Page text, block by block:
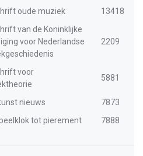
oude muziek
13418
van de Koninklijke
voor Nederlandse
2209
voor
5881
nieuws
7873
tot pierement
7888